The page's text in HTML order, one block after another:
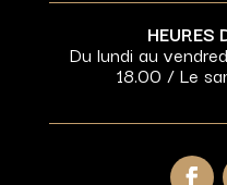
HEURES
Du lundi au
18.00 / Le